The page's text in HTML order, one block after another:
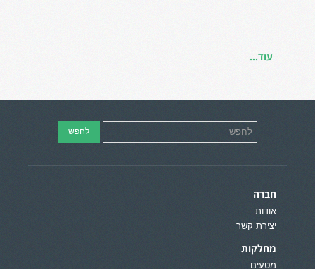
עוד...
חברה
אודות
יצירת קשר
מחלקות
מטעים